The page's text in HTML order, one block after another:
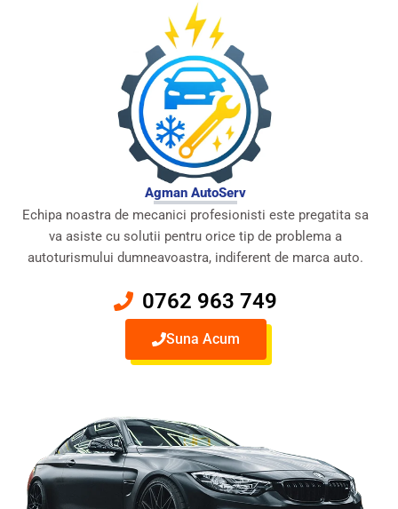
Agman AutoServ
Echipa noastra de mecanici profesionisti este pregatita sa
va asiste cu solutii pentru orice tip de problema a
autoturismului dumneavoastra, indiferent de marca auto.
0762 963 749
Suna Acum